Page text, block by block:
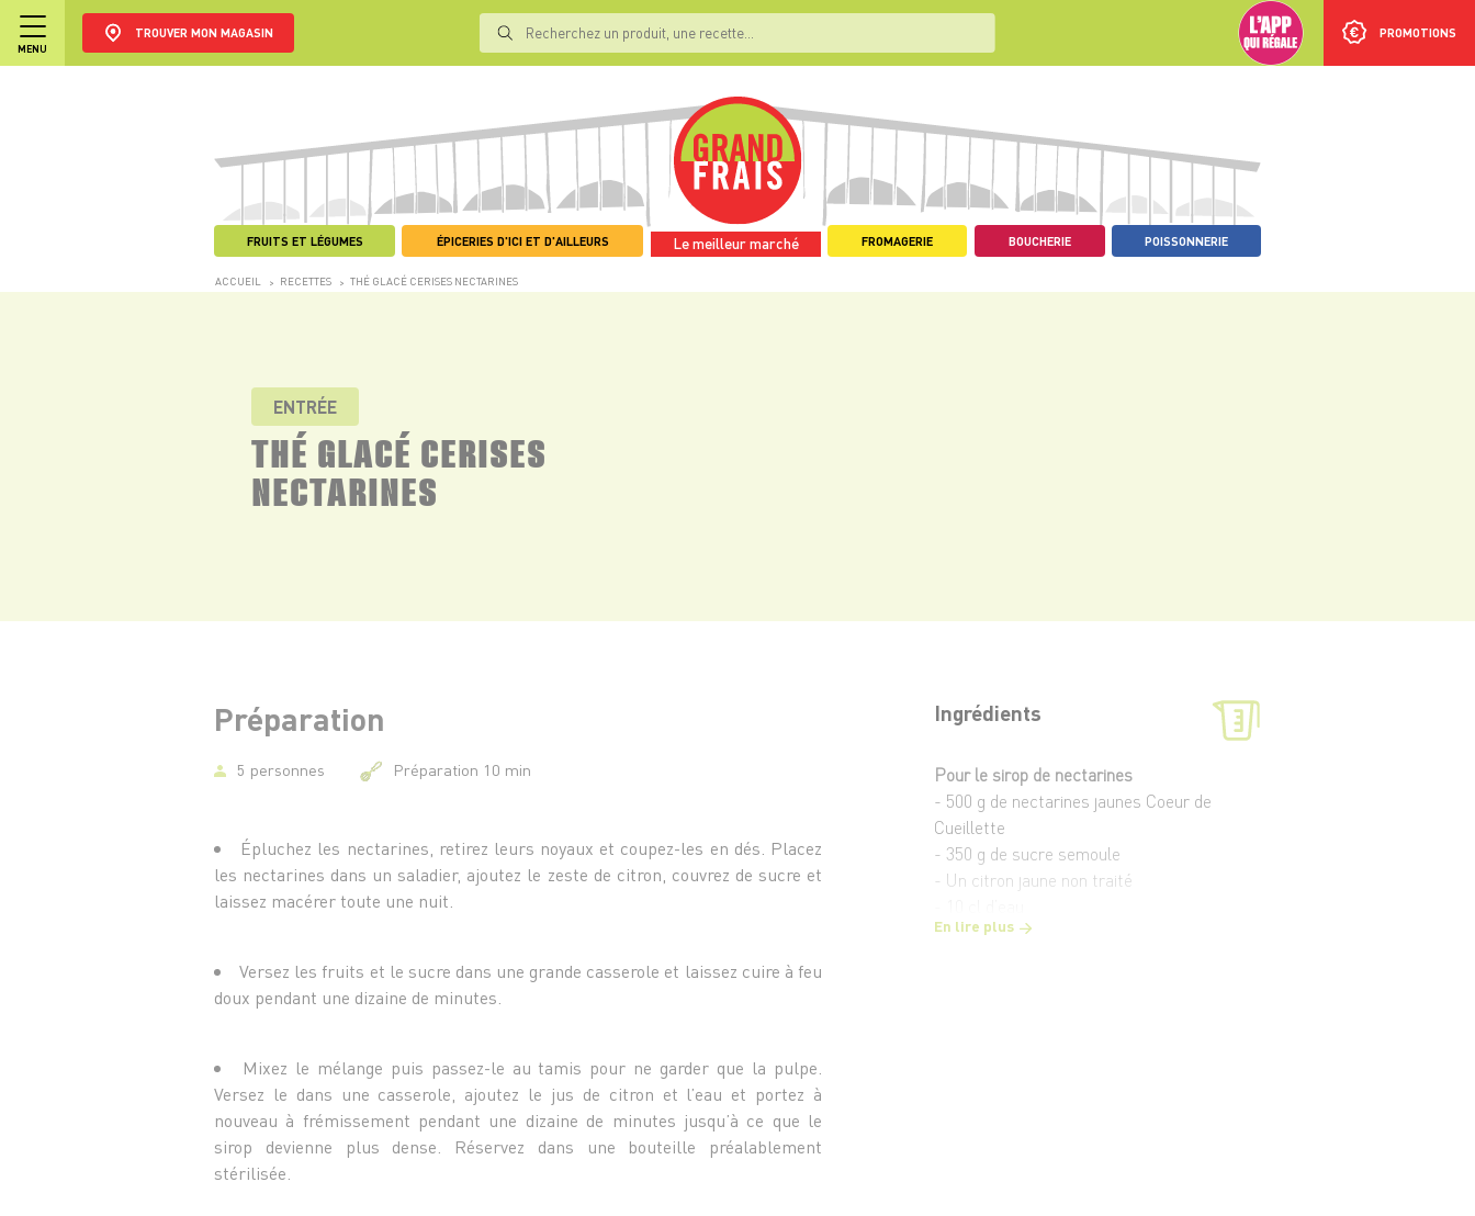
MENU
TROUVER MON MAGASIN PROMOTIONS
FRUITS ET LÉGUMES ÉPICERIES D'ICI ET D'AILLEURS Le meilleur marché FROMAGERIE BOUCHERIE POISSONNERIE
ACCUEIL > RECETTES > THÉ GLACÉ CERISES NECTARINES
ENTRÉE
THÉ GLACÉ CERISES
NECTARINES
Ingrédients
Pour le sirop de nectarines
- 500 g de nectarines jaunes Coeur de
Cueillette
- 350 g de sucre semoule
- Un citron jaune non traité
En lire plus
Préparation
5 personnes Préparation 10 min
Épluchez les nectarines, retirez leurs noyaux et coupez-les en dés. Placez
les nectarines dans un saladier, ajoutez le zeste de citron, couvrez de sucre et
laissez macérer toute une nuit.
Versez les fruits et le sucre dans une grande casserole et laissez cuire à feu
doux pendant une dizaine de minutes.
Mixez le mélange puis passez-le au tamis pour ne garder que la pulpe.
Versez le dans une casserole, ajoutez le jus de citron et l’eau et portez à
nouveau à frémissement pendant une dizaine de minutes jusqu’à ce que le
sirop devienne plus dense. Réservez dans une bouteille préalablement
stérilisée.